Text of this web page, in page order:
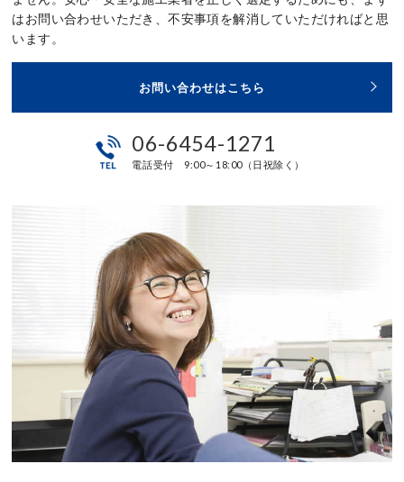
はお問い合わせいただき、不安事項を解消していただければと思
います。
お問い合わせはこちら
06-6454-1271
電話受付 9:00～18:00（日祝除く）